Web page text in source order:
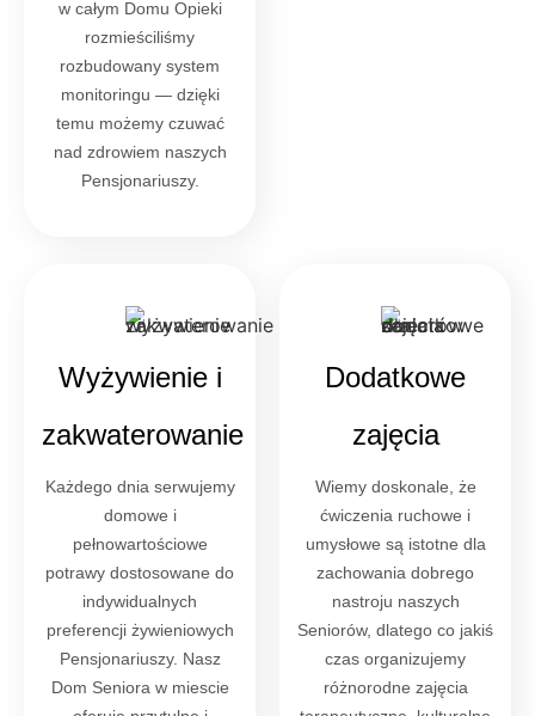
w całym Domu Opieki
rozmieściliśmy
rozbudowany system
monitoringu — dzięki
temu możemy czuwać
nad zdrowiem naszych
Pensjonariuszy.
Wyżywienie i
zakwaterowanie
Każdego dnia serwujemy
domowe i
pełnowartościowe
potrawy dostosowane do
indywidualnych
preferencji żywieniowych
Pensjonariuszy. Nasz
Dom Seniora w miescie
Dodatkowe
zajęcia
Wiemy doskonale, że
ćwiczenia ruchowe i
umysłowe są istotne dla
zachowania dobrego
nastroju naszych
Seniorów, dlatego co jakiś
czas organizujemy
różnorodne zajęcia